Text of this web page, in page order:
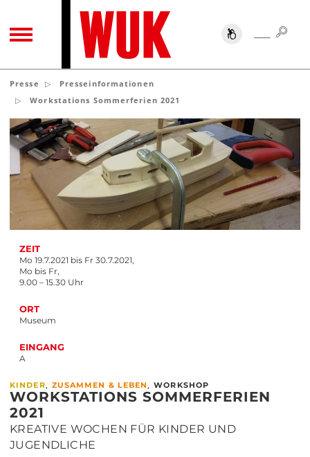
TOGGLE NAVIGATION SUCHE
Presse
Presseinformationen
Workstations Sommerferien 2021
ZEIT
Mo 19.7.2021 bis Fr 30.7.2021,
Mo bis Fr,
9.00 – 15.30 Uhr
ORT
Museum
EINGANG
A
KINDER, ZUSAMMEN & LEBEN ,WORKSHOP
WORKSTATIONS SOMMERFERIEN
2021
KREATIVE WOCHEN FÜR KINDER UND
JUGENDLICHE